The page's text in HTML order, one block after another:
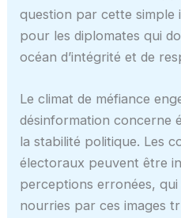
question par cette simple
pour les diplomates qui
océan d’intégrité et de
Le climat de méfiance
désinformation concerne
la stabilité politique. Les
électoraux peuvent être
perceptions erronées, qui
nourries par ces images